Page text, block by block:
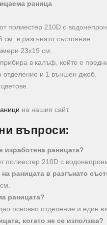
раница
полиестер 210D с
в разгънато състояние.
23х19 см.
в калъф, който е
отделение и 1 външен джоб.
на нашия сайт.
въпроси:
изработена раницата?
полиестер 210D с
раницата в разгънато
раницата?
основно отделение и един
когато не се използва?